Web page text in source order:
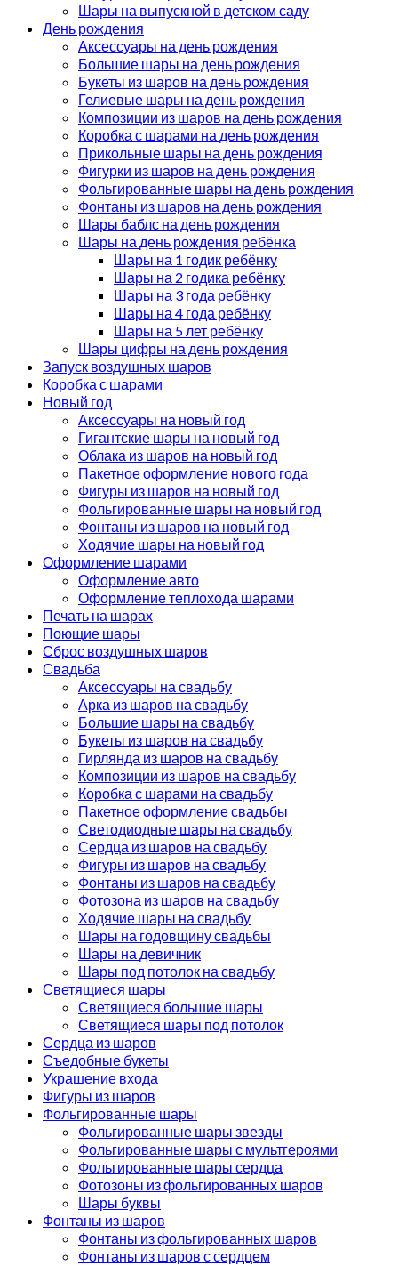
Шары на выпускной в детском саду
День рождения
Аксессуары на день рождения
Большие шары на день рождения
Букеты из шаров на день рождения
Гелиевые шары на день рождения
Композиции из шаров на день рождения
Коробка с шарами на день рождения
Прикольные шары на день рождения
Фигурки из шаров на день рождения
Фольгированные шары на день рождения
Фонтаны из шаров на день рождения
Шары баблс на день рождения
Шары на день рождения ребёнка
Шары на 1 годик ребёнку
Шары на 2 годика ребёнку
Шары на 3 года ребёнку
Шары на 4 года ребёнку
Шары на 5 лет ребёнку
Шары цифры на день рождения
Запуск воздушных шаров
Коробка с шарами
Новый год
Аксессуары на новый год
Гигантские шары на новый год
Облака из шаров на новый год
Пакетное оформление нового года
Фигуры из шаров на новый год
Фольгированные шары на новый год
Фонтаны из шаров на новый год
Ходячие шары на новый год
Оформление шарами
Оформление авто
Оформление теплохода шарами
Печать на шарах
Поющие шары
Сброс воздушных шаров
Свадьба
Аксессуары на свадьбу
Арка из шаров на свадьбу
Большие шары на свадьбу
Букеты из шаров на свадьбу
Гирлянда из шаров на свадьбу
Композиции из шаров на свадьбу
Коробка с шарами на свадьбу
Пакетное оформление свадьбы
Светодиодные шары на свадьбу
Сердца из шаров на свадьбу
Фигуры из шаров на свадьбу
Фонтаны из шаров на свадьбу
Фотозона из шаров на свадьбу
Ходячие шары на свадьбу
Шары на годовщину свадьбы
Шары на девичник
Шары под потолок на свадьбу
Светящиеся шары
Светящиеся большие шары
Светящиеся шары под потолок
Сердца из шаров
Съедобные букеты
Украшение входа
Фигуры из шаров
Фольгированные шары
Фольгированные шары звезды
Фольгированные шары с мультгероями
Фольгированные шары сердца
Фотозоны из фольгированных шаров
Шары буквы
Фонтаны из шаров
Фонтаны из фольгированных шаров
Фонтаны из шаров с сердцем